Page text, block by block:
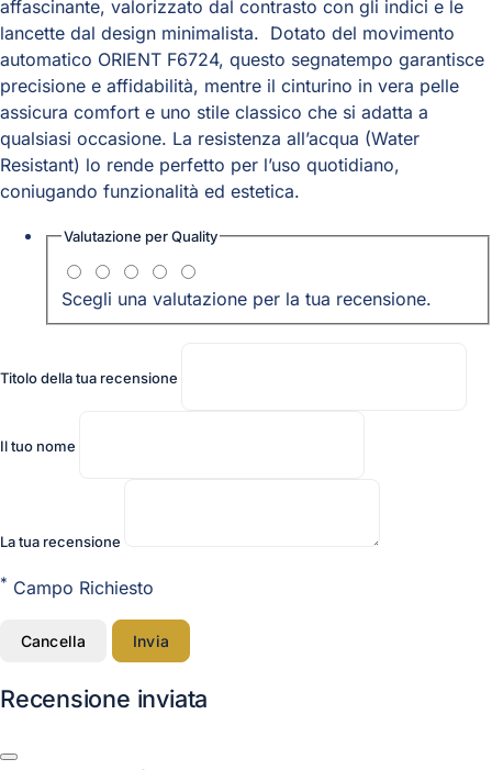
affascinante, valorizzato dal contrasto con gli indici e le
lancette dal design minimalista. Dotato del movimento
automatico ORIENT F6724, questo segnatempo garantisce
precisione e affidabilità, mentre il cinturino in vera pelle
assicura comfort e uno stile classico che si adatta a
qualsiasi occasione. La resistenza all’acqua (Water
Resistant) lo rende perfetto per l’uso quotidiano,
coniugando funzionalità ed estetica.
Valutazione perQuality
Scegli una valutazione per la tua recensione.
Titolo della tua recensione
Il tuo nome
La tua recensione
* Campo Richiesto
Cancella Invia
Recensione inviata